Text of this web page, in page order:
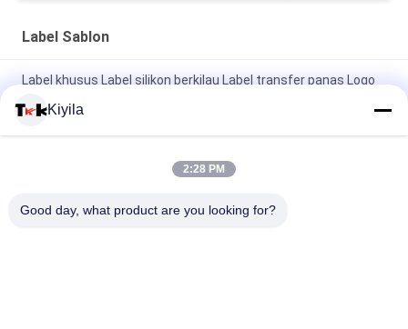
Label Sablon
Label khusus Label silikon berkilau Label transfer panas Logo
Logo Merek Disesuaikan Label Penjualan Label Pakaian Label
Pencetakan Layar Logo Label Woven
Logo Karet untuk Label Pakaian
Kiyila
2:28 PM
Good day, what product are you looking for?